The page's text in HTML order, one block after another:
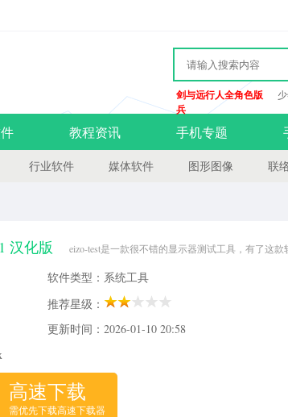
剑与远行人全角色版
兵
教程资讯 手机专题
行业软件 媒体软件 图形图像 联
汉化版
eizo-test是一款很不错的显示器测试工具，有了这款
软件类型：系统工具
推荐星级：
更新时间：2026-01-10 20:58
高速下载
需优先下载高速下载器